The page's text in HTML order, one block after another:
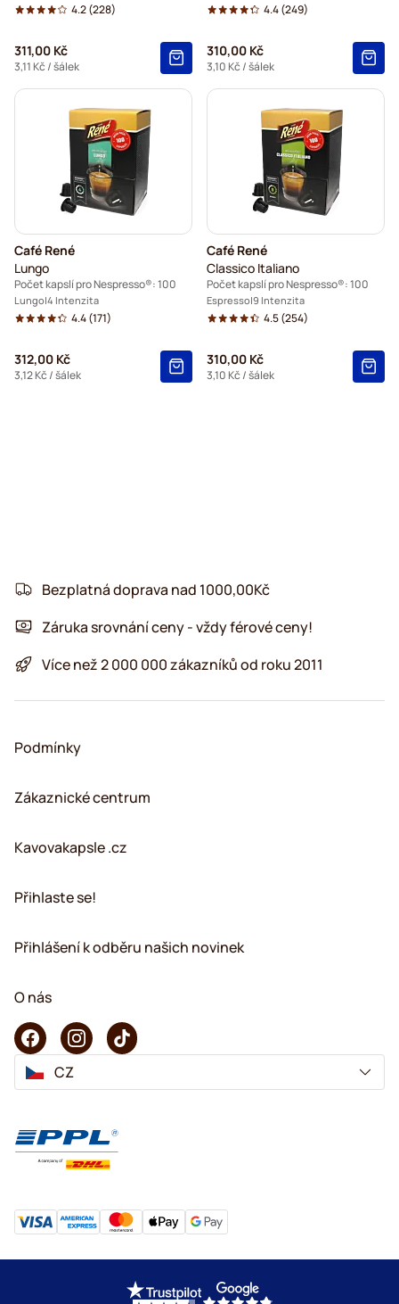
4.2(228)
311,00 Kč
3,11 Kč / šálek
4.4(249)
310,00 Kč
3,10 Kč / šálek
Café René
Lungo
Počet kapslí pro Nespresso®: 100
Lungo 4 Intenzita
4.4(171)
312,00 Kč
3,12 Kč / šálek
Café René
Classico Italiano
Počet kapslí pro Nespresso®: 100
Espresso 9 Intenzita
4.5(254)
310,00 Kč
3,10 Kč / šálek
Bezplatná doprava nad 1000,00Kč
Záruka srovnání ceny - vždy férové ceny!
Více než 2 000 000 zákazníků od roku 2011
Podmínky
Zákaznické centrum
Kavovakapsle .cz
Přihlaste se!
Přihlášení k odběru našich novinek
O nás
CZ